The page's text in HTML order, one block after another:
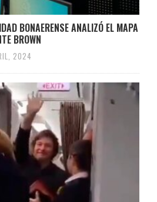
BONAERENSE ANALIZÓ EL MAPA
BROWN
2024